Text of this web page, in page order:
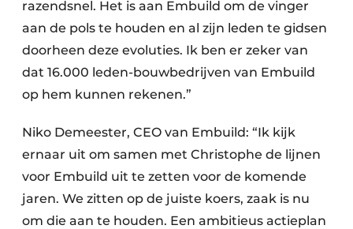
razendsnel. Het is aan Embuild om de vinger
aan de pols te houden en al zijn leden te gidsen
doorheen deze evoluties. Ik ben er zeker van
dat 16.000 leden-bouwbedrijven van Embuild
op hem kunnen rekenen.”
Niko Demeester, CEO van Embuild: “Ik kijk
ernaar uit om samen met Christophe de lijnen
voor Embuild uit te zetten voor de komende
jaren. We zitten op de juiste koers, zaak is nu
om die aan te houden. Een ambitieus actieplan